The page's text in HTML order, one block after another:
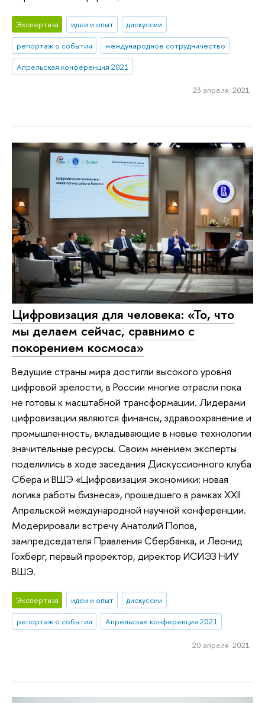
Экспертиза идеи и опыт
дискуссии
репортаж о событии
международное сотрудничество
Апрельская конференция 2021
23 апреля 2021
Цифровизация для человека: «То, что
мы делаем сейчас, сравнимо с
покорением космоса»
Ведущие страны мира достигли высокого уровня
цифровой зрелости, в России многие отрасли пока
не готовы к масштабной трансформации. Лидерами
цифровизации являются финансы, здравоохранение и
промышленность, вкладывающие в новые технологии
значительные ресурсы. Своим мнением эксперты
поделились в ходе заседания Дискуссионного клуба
Сбера и ВШЭ «Цифровизация экономики: новая
логика работы бизнеса», прошедшего в рамках XXII
Апрельской международной научной конференции.
Модерировали встречу Анатолий Попов,
зампредседателя Правления Сбербанка, и Леонид
Гохберг, первый проректор, директор ИСИЭЗ НИУ
ВШЭ.
Экспертиза идеи и опыт
дискуссии
репортаж о событии
Апрельская конференция 2021
20 апреля 2021